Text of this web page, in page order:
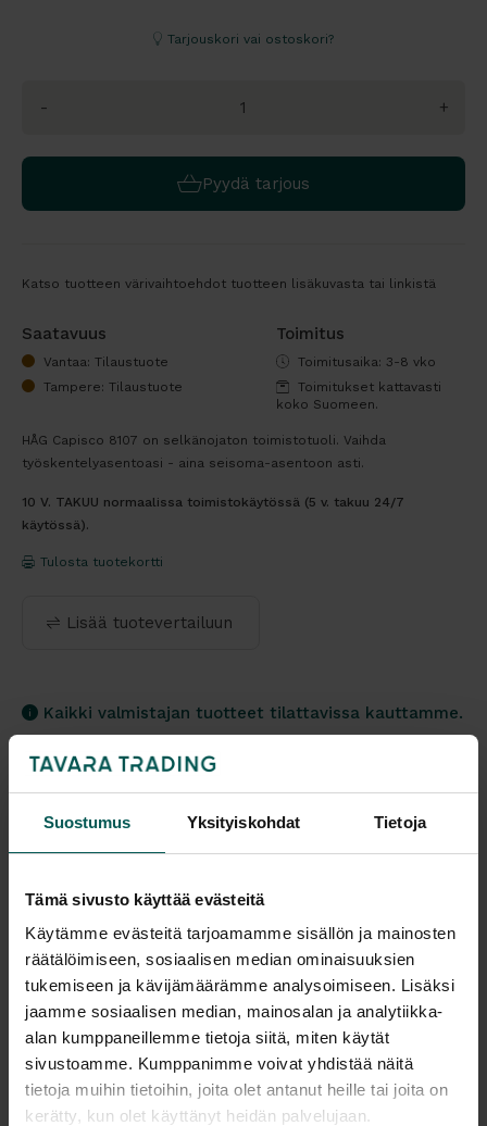
Suostumus Yksityiskohdat Tietoja
Tämä sivusto käyttää evästeitä
Käytämme evästeitä tarjoamamme sisällön ja mainosten
räätälöimiseen, sosiaalisen median ominaisuuksien
tukemiseen ja kävijämäärämme analysoimiseen. Lisäksi
jaamme sosiaalisen median, mainosalan ja analytiikka-
alan kumppaneillemme tietoja siitä, miten käytät
sivustoamme. Kumppanimme voivat yhdistää näitä
tietoja muihin tietoihin, joita olet antanut heille tai joita on
kerätty, kun olet käyttänyt heidän palvelujaan.
Tarjouskori vai ostoskori?
- +
Pyydä tarjous
Katso tuotteen värivaihtoehdot tuotteen lisäkuvasta tai linkistä
Saatavuus
Vantaa: Tilaustuote
Tampere: Tilaustuote
Toimitus
Toimitusaika: 3-8 vko
Toimitukset kattavasti
koko Suomeen.
HÅG Capisco 8107 on selkänojaton toimistotuoli. Vaihda
työskentelyasentoasi - aina seisoma-asentoon asti.
10 V. TAKUU normaalissa toimistokäytössä (5 v. takuu 24/7
käytössä).
Tulosta tuotekortti
Lisää tuotevertailuun
Kaikki valmistajan tuotteet tilattavissa kauttamme.
Tuotekuvaus
verhoiltu toimistotuoli.
Työskentelykorkeus voidaan
säätää matalasta aina seisoma-asentoon asti,
jolloin liikkuminen on dynaamisempaa tasapainosta
tinkimättä.Tuolissa hyvät säätömahdollisuudet,
myös lukittava ja säädettävä keinuvastus.Soveltuu
kaikkiin työtiloihin, joissa työpöytä on
Suunnittelija